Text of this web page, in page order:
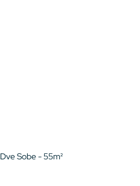
Dve Sobe - 55m²